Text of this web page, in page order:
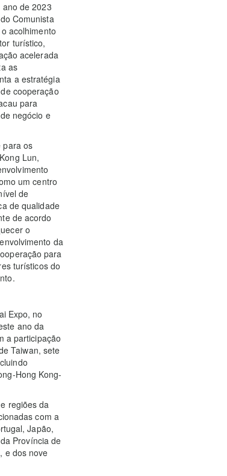
de 2023
Comunista
acolhimento
turístico,
acelerada
as
a estratégia
cooperação
para
negócio e
para os
Lun,
um centro
de
de qualidade
de acordo
o
da
para
turísticos do
Expo, no
ano da
a participação
Taiwan, sete
Hong Kong-
regiões da
com a
Japão,
Província de
e dos nove